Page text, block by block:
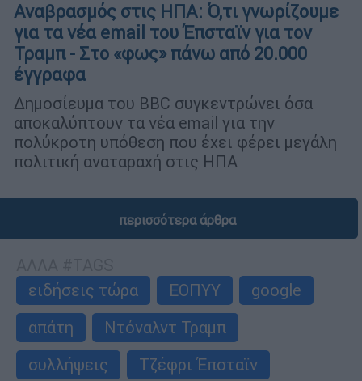
Αναβρασμός στις ΗΠΑ: Ό,τι γνωρίζουμε
για τα νέα email του Έπσταϊν για τον
Τραμπ - Στο «φως» πάνω από 20.000
έγγραφα
Δημοσίευμα του BBC συγκεντρώνει όσα
αποκαλύπτουν τα νέα email για την
πολύκροτη υπόθεση που έχει φέρει μεγάλη
πολιτική αναταραχή στις ΗΠΑ
περισσότερα άρθρα
ειδήσεις τώρα
ΕΟΠΥΥ
google
απάτη
Ντόναλντ Τραμπ
συλλήψεις
Τζέφρι Έπσταϊν